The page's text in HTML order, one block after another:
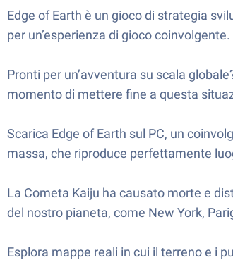
Edge of Earth è un gioco di strategia
per un’esperienza di gioco coinvolgente.
Pronti per un’avventura su scala
momento di mettere fine a questa
Scarica Edge of Earth sul PC, un
massa, che riproduce perfettamente
La Cometa Kaiju ha causato morte e
del nostro pianeta, come New York,
Esplora mappe reali in cui il terreno e i